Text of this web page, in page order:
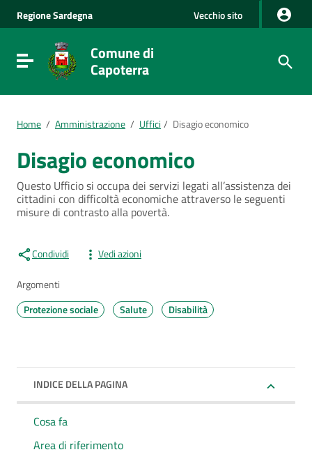
Vai alla navigazione del sito
Vai al Footer
RegioneSardegna Vecchio sito
Visualizza/nascondi menu di navigazione
Comune di
Capoterra
Home / Amministrazione / Uffici / Disagio economico
Disagio economico
Questo Ufficio si occupa dei servizi legati all’assistenza dei
cittadini con difficoltà economiche attraverso le seguenti
misure di contrasto alla povertà.
Condividi Vedi azioni
Argomenti
Protezione sociale
Salute Disabilità
INDICE DELLA PAGINA
Cosa fa
Area di riferimento